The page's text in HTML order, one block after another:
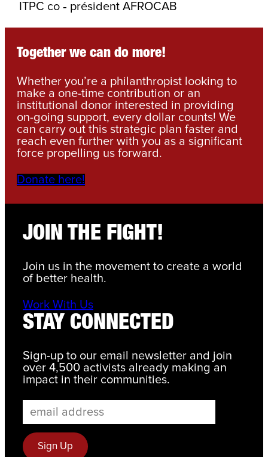
ITPC co ‐ président AFROCAB
Together we can do more!
Whether you’re a philanthropist looking to
make a one-time contribution or an
institutional donor interested in providing
on-going support, every dollar counts! We
can carry out this strategic plan faster and
reach even further with you as a significant
force propelling us forward.
Donate here!
JOIN THE FIGHT!
Join us in the movement to create a world
of better health.
Work With Us
STAY CONNECTED
Sign-up to our email newsletter and join
over 4,500 activists already making an
impact in their communities.